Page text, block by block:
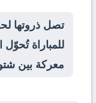
للمباراة
معركة بين